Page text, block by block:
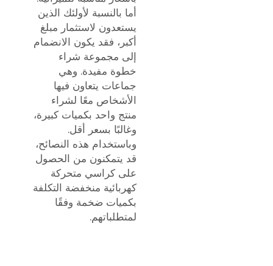
أما بالنسبة لأولئك الذين
يستعدون لاستثمار مبلغ
أكبر، فقد يكون الانضمام
إلى مجموعة شراء
خطوة مفيدة. وهي
جماعات يتعاون فيها
الأشخاص معًا لشراء
منتج واحد بكميات كبيرة،
وغالبًا بسعر أقل.
وباستخدام هذه النصائح،
قد يتمكنون من الحصول
على كراسي متحركة
كهربائية منخفضة التكلفة
بكميات ضخمة وفقًا
لمتطلباتهم.